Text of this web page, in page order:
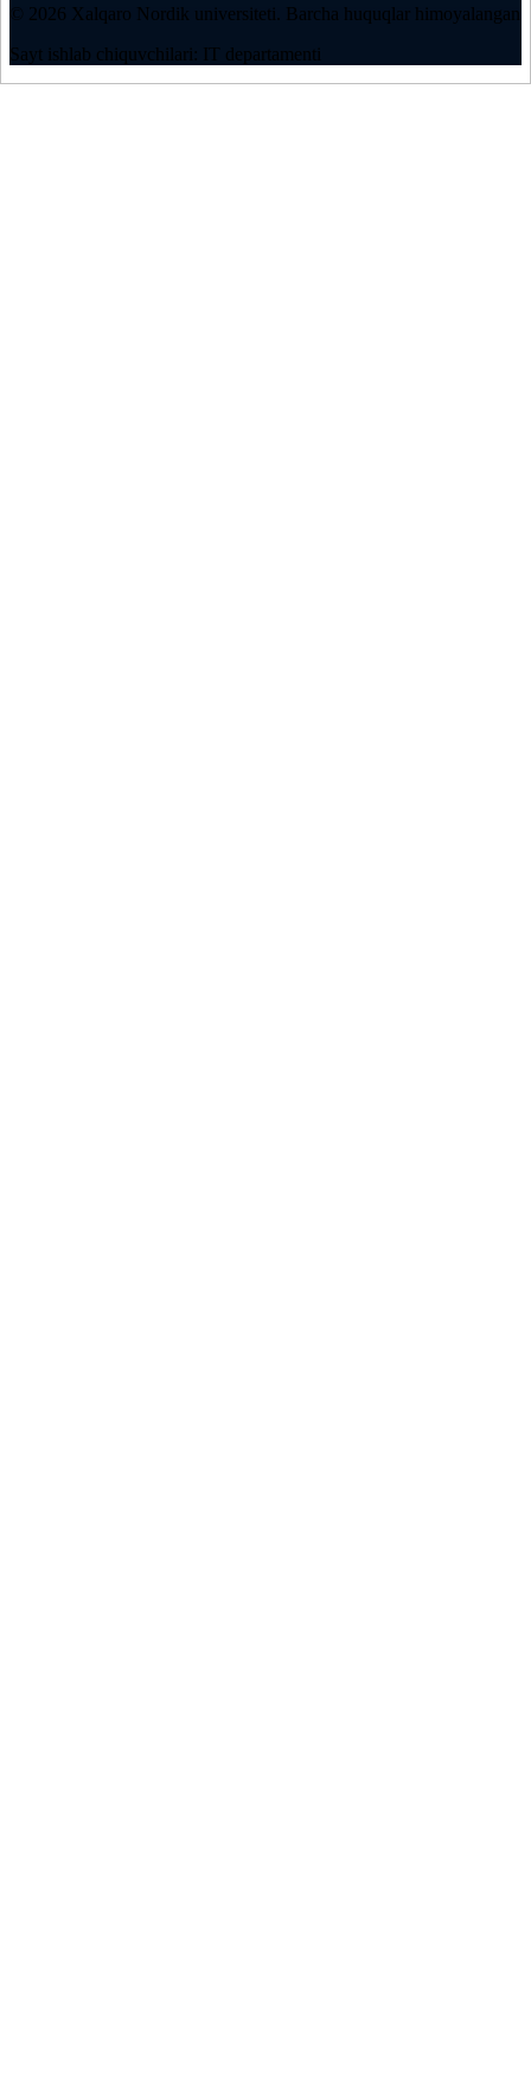
© 2026 Xalqaro Nordik universiteti. Barcha huquqlar himoyalangan
Sayt ishlab chiquvchilari: IT departamenti